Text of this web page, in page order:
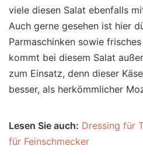
viele diesen Salat ebenfalls
Auch gerne gesehen ist hier
Parmaschinken sowie frisches
kommt bei diesem Salat
zum Einsatz, denn dieser
besser, als herkömmlicher
Lesen Sie auch: Dressing für
für Feinschmecker